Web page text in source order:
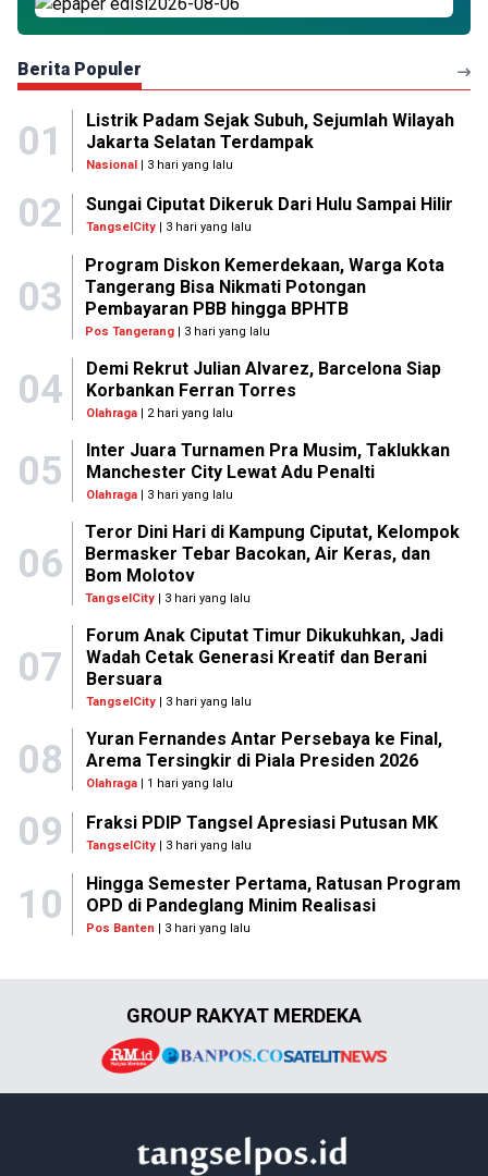
Berita Populer
01
Listrik Padam Sejak Subuh, Sejumlah Wilayah
Jakarta Selatan Terdampak
Nasional| 3 hari yang lalu
02 Sungai Ciputat Dikeruk Dari Hulu Sampai Hilir
TangselCity | 3 hari yang lalu
03
Program Diskon Kemerdekaan, Warga Kota
Tangerang Bisa Nikmati Potongan
Pembayaran PBB hingga BPHTB
Pos Tangerang | 3 hari yang lalu
04
Demi Rekrut Julian Alvarez, Barcelona Siap
Korbankan Ferran Torres
Olahraga| 2 hari yang lalu
05
Inter Juara Turnamen Pra Musim, Taklukkan
Manchester City Lewat Adu Penalti
Olahraga| 3 hari yang lalu
06
Teror Dini Hari di Kampung Ciputat, Kelompok
Bermasker Tebar Bacokan, Air Keras, dan
Bom Molotov
TangselCity | 3 hari yang lalu
07
Forum Anak Ciputat Timur Dikukuhkan, Jadi
Wadah Cetak Generasi Kreatif dan Berani
Bersuara
TangselCity| 3 hari yang lalu
08
Yuran Fernandes Antar Persebaya ke Final,
Arema Tersingkir di Piala Presiden 2026
Olahraga| 1 hari yang lalu
09 Fraksi PDIP Tangsel Apresiasi Putusan MK
TangselCity | 3 hari yang lalu
10
Hingga Semester Pertama, Ratusan Program
OPD di Pandeglang Minim Realisasi
Pos Banten | 3 hari yang lalu
GROUP RAKYAT MERDEKA